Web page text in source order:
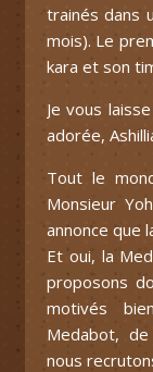
trainés dans
mois). Le
kara et son
Je vous
adorée,
Tout le
Monsieur
annonce que
Et oui, la
proposons
motivés
Medabot,
nous